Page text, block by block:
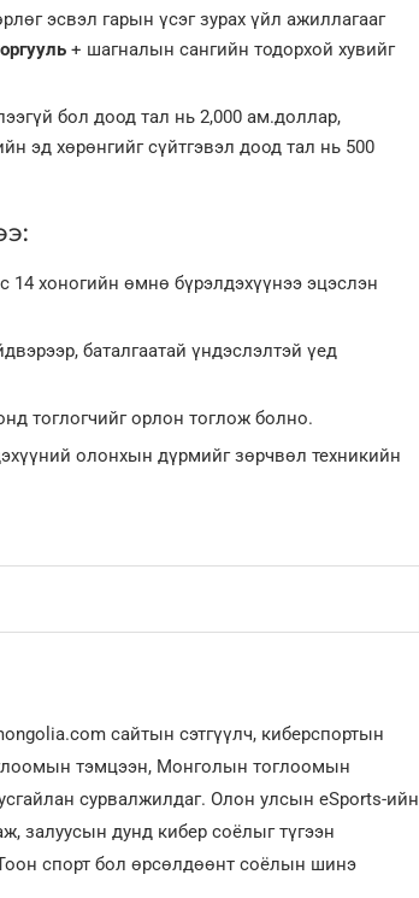
эсвэл гарын үсэг зурах үйл ажиллагааг
+ шагналын сангийн тодорхой хувийг
бол доод тал нь 2,000 ам.доллар,
эд хөрөнгийг сүйтгэвэл доод тал нь 500
14 хоногийн өмнө бүрэлдэхүүнээ эцэслэн
баталгаатай үндэслэлтэй үед
тоглогчийг орлон тоглож болно.
олонхын дүрмийг зөрчвөл техникийн
сайтын сэтгүүлч, киберспортын
тэмцээн, Монголын тоглоомын
сурвалжилдаг. Олон улсын eSports-ийн
залуусын дунд кибер соёлыг түгээн
спорт бол өрсөлдөөнт соёлын шинэ